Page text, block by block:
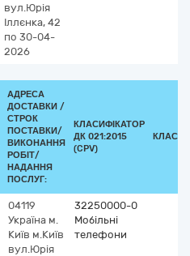
вул.Юрія
Іллєнка, 42
по 30-04-
2026
АДРЕСА
ДОСТАВКИ /
СТРОК
ПОСТАВКИ/
ВИКОНАННЯ
РОБІТ/
НАДАННЯ
ПОСЛУГ:
КЛАСИФІКАТОР
ДК 021:2015
(CPV)
04119
Україна м.
Київ м.Київ
вул.Юрія
32250000-0
Мобільні
телефони